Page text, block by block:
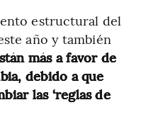
estructural del
año y también
más a favor de
debido a que
las ‘reglas de